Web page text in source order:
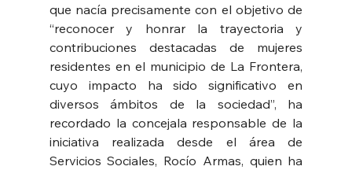
que nacía precisamente con el objetivo de
“reconocer y honrar la trayectoria y
contribuciones destacadas de mujeres
residentes en el municipio de La Frontera,
cuyo impacto ha sido significativo en
diversos ámbitos de la sociedad”, ha
recordado la concejala responsable de la
iniciativa realizada desde el área de
Servicios Sociales, Rocío Armas, quien ha